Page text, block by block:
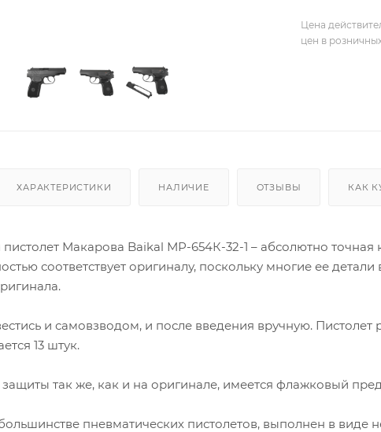
Цена
цен в
ХАРАКТЕРИСТИКИ НАЛИЧИЕ ОТЗЫВЫ КАК
Макарова Baikal МР-654К-32-1 – абсолютно
соответствует оригиналу, поскольку многие ее
и самовзводом, и после введения вручную.
13 штук.
так же, как и на оригинале, имеется флажковый
пневматических пистолетов, выполнен в